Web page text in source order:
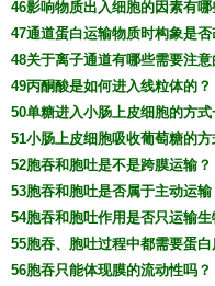
46影响物质出入细胞的因素有哪
47通道蛋白运输物质时构象是否
48关于离子通道有哪些需要注意
49丙酮酸是如何进入线粒体的？
50单糖进入小肠上皮细胞的方式
51小肠上皮细胞吸收葡萄糖的方
52胞吞和胞吐是不是跨膜运输？
53胞吞和胞吐是否属于主动运输
54胞吞和胞吐作用是否只运输生
55胞吞、胞吐过程中都需要蛋白
56胞吞只能体现膜的流动性吗？